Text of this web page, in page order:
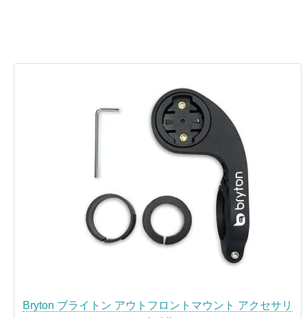
Bryton ブライトン アウトフロントマウント アクセサリ